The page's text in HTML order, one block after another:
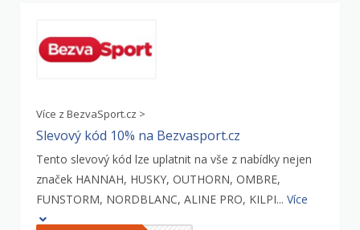
Více z BezvaSport.cz >
Slevový kód 10% na Bezvasport.cz
Tento slevový kód lze uplatnit na vše z nabídky nejen
značek HANNAH, HUSKY, OUTHORN, OMBRE,
FUNSTORM, NORDBLANC, ALINE PRO, KILPI... Více